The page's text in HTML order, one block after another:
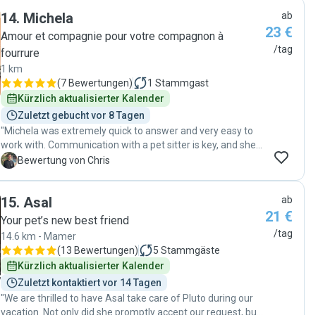
rassurés. Dès les premiers échanges, il a su nous mettre en
confiance. Il est attentif au bien-être des animaux, en
respectant leur rythme, leurs habitudes, leurs besoins et
leur confort. Les petites attentions, comme les photos et
les vidéos envoyées pendant les visites, permettent de
suivre sereinement le quotidien de nos compagnons à
quatre pattes :) Notre petite chatte était entre d'excellentes
mains. Nous referons appel aux services d'Émile sans la
moindre hésitation et le recommandons les yeux fermés."
14. Michela
Amour et compagnie pour votre compagnon à
fourrure
1 km
(7 Bewertungen) 1 Stammgast
Kürzlich aktualisierter Kalender
Zuletzt gebucht vor 8 Tagen
"Michela was extremely quick to answer and very easy to
work with. Communication with a pet sitter is key, and she
kept me constantly updated. My cat is very mistrusting, but
was properly cared for, and it made my holiday worry-free. I
would trust her with my pet any time and whole heartedly
recommend her."
C Bewertung von Chris
ab
23 €
/tag
15. Asal
Your pet’s new best friend
14.6 km - Mamer
(13 Bewertungen) 5 Stammgäste
Kürzlich aktualisierter Kalender
Zuletzt kontaktiert vor 14 Tagen
"We are thrilled to have Asal take care of Pluto during our
vacation. Not only did she promptly accept our request, but
ab
21 €
/tag